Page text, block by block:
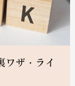
ワザ・ライ